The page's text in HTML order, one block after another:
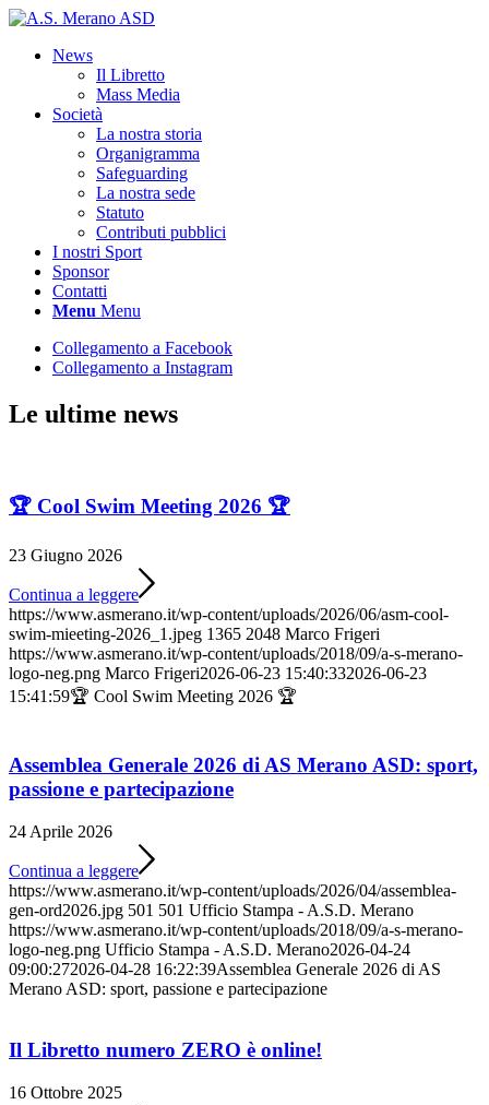
News
Il Libretto
Mass Media
Società
La nostra storia
Organigramma
Safeguarding
La nostra sede
Statuto
Contributi pubblici
I nostri Sport
Sponsor
Contatti
Menu Menu
Collegamento a Facebook
Collegamento a Instagram
Le ultime news
🏆 Cool Swim Meeting 2026 🏆
23 Giugno 2026
Continua a leggere
https://www.asmerano.it/wp-content/uploads/2026/06/asm-cool-
swim-mieeting-2026_1.jpeg 1365 2048 Marco Frigeri
https://www.asmerano.it/wp-content/uploads/2018/09/a-s-merano-
logo-neg.png Marco Frigeri2026-06-23 15:40:332026-06-23
15:41:59🏆 Cool Swim Meeting 2026 🏆
Assemblea Generale 2026 di AS Merano ASD: sport,
passione e partecipazione
24 Aprile 2026
Continua a leggere
https://www.asmerano.it/wp-content/uploads/2026/04/assemblea-
gen-ord2026.jpg 501 501 Ufficio Stampa - A.S.D. Merano
https://www.asmerano.it/wp-content/uploads/2018/09/a-s-merano-
logo-neg.png Ufficio Stampa - A.S.D. Merano2026-04-24
09:00:272026-04-28 16:22:39Assemblea Generale 2026 di AS
Merano ASD: sport, passione e partecipazione
Il Libretto numero ZERO è online!
16 Ottobre 2025